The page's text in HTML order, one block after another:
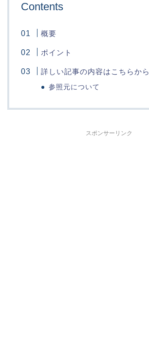
Contents
概要
ポイント
詳しい記事の内容はこちらから
参照元について
スポンサーリンク